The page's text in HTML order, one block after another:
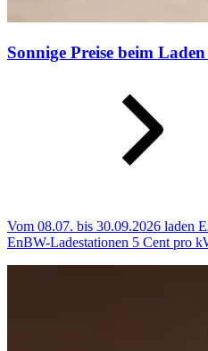
Sonnige Preise beim
Vom 08.07. bis 30.09.2026 laden
EnBW-Ladestationen 5 Cent pro